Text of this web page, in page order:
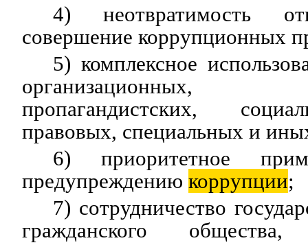
4) неотвратимость
совершение коррупционных
5) комплексное
организационных,
пропагандистских,
правовых, специальных и
6) приоритетное
предупреждению коррупции;
7) сотрудничество
гражданского общества,